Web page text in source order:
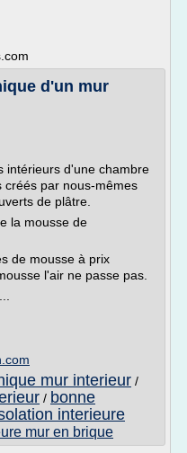
d'un mur
intérieurs d'une chambre
créés par nous-mêmes
de plâtre.
la mousse de
de mousse à prix
l'air ne passe pas.
mur interieur /
/ bonne
interieure
mur en brique